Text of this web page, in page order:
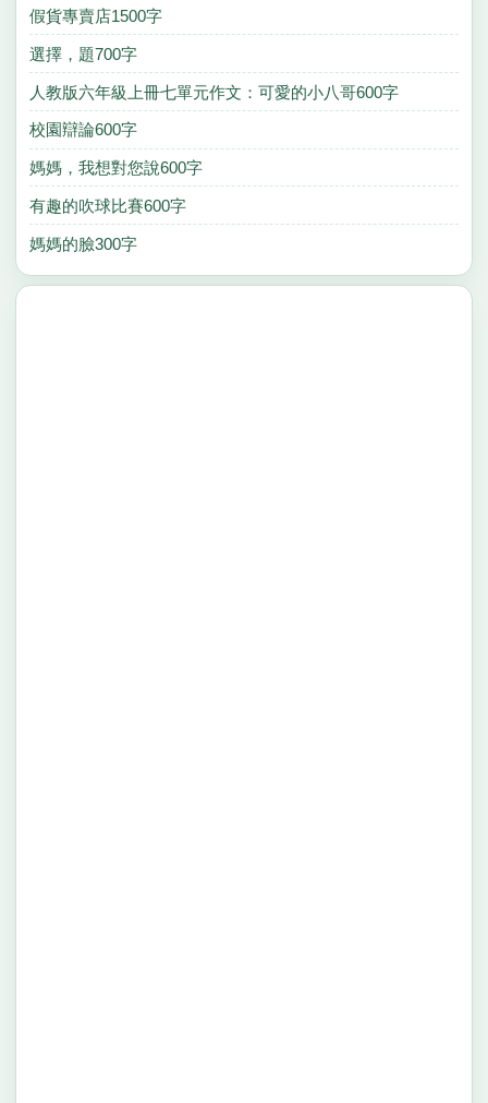
假貨專賣店1500字
選擇，題700字
人教版六年級上冊七單元作文：可愛的小八哥600字
校園辯論600字
媽媽，我想對您說600字
有趣的吹球比賽600字
媽媽的臉300字